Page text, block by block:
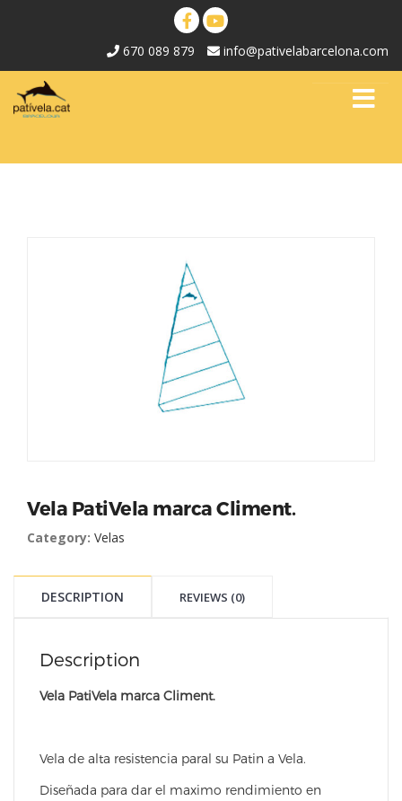
670 089 879 info@pativelabarcelona.com
Vela PatiVela marca Climent.
Category: Velas
DESCRIPTION REVIEWS (0)
Description
Vela PatiVela marca Climent.
Vela de alta resistencia paral su Patin a Vela.
Diseñada para dar el maximo rendimiento en